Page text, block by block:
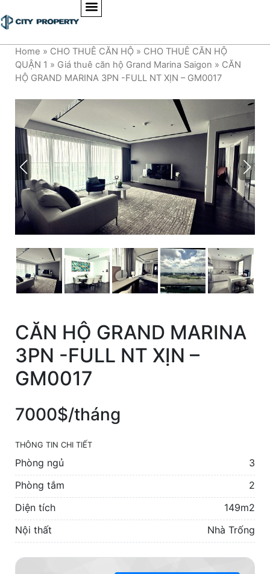
Home » CHO THUÊ CĂN HỘ » CHO THUÊ CĂN HỘ
QUẬN 1 » Giá thuê căn hộ Grand Marina Saigon » CĂN
HỘ GRAND MARINA 3PN -FULL NT XỊN – GM0017
CĂN HỘ GRAND MARINA
3PN -FULL NT XỊN –
GM0017
7000$/tháng
THÔNG TIN CHI TIẾT
Phòng ngủ
3
Phòng tắm
2
Diện tích
149m2
Nội thất
Nhà Trống